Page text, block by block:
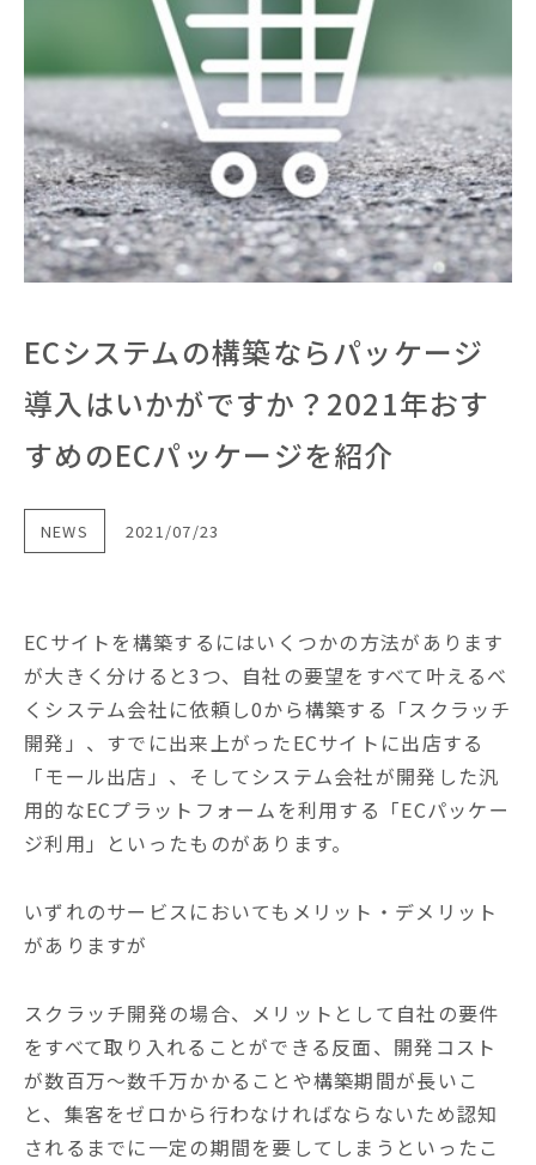
ECシステムの構築ならパッケージ
導入はいかがですか？2021年おす
すめのECパッケージを紹介
NEWS 2021/07/23
ECサイトを構築するにはいくつかの方法があります
が大きく分けると3つ、自社の要望をすべて叶えるべ
くシステム会社に依頼し0から構築する「スクラッチ
開発」、すでに出来上がったECサイトに出店する
「モール出店」、そしてシステム会社が開発した汎
用的なECプラットフォームを利用する「ECパッケー
ジ利用」といったものがあります。
いずれのサービスにおいてもメリット・デメリット
がありますが
スクラッチ開発の場合、メリットとして自社の要件
をすべて取り入れることができる反面、開発コスト
が数百万～数千万かかることや構築期間が長いこ
と、集客をゼロから行わなければならないため認知
されるまでに一定の期間を要してしまうといったこ